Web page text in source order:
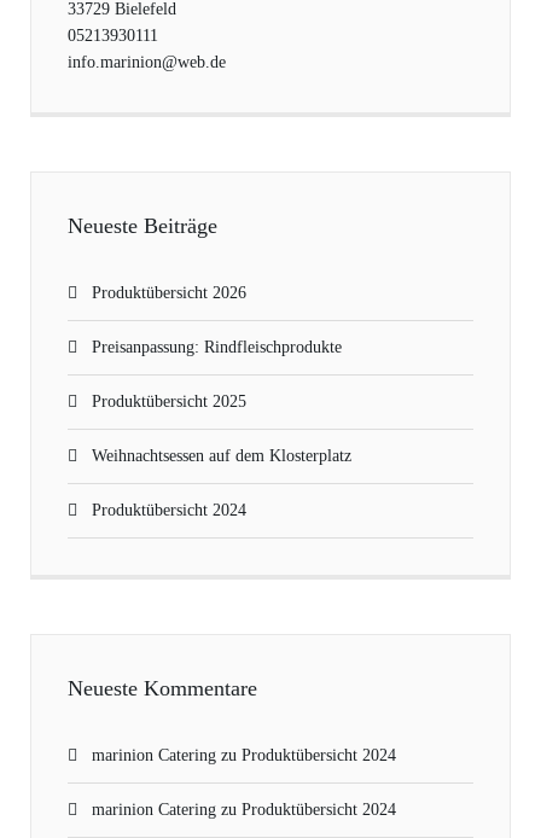
33729 Bielefeld
05213930111
info.marinion@web.de
Neueste Beiträge
Produktübersicht 2026
Preisanpassung: Rindfleischprodukte
Produktübersicht 2025
Weihnachtsessen auf dem Klosterplatz
Produktübersicht 2024
Neueste Kommentare
marinion Catering zu Produktübersicht 2024
marinion Catering zu Produktübersicht 2024